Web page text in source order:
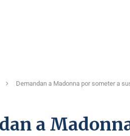
Demandan a Madonna por someter a
a